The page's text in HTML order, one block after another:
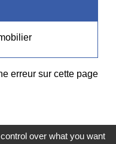
erreur sur cette page
over what you want